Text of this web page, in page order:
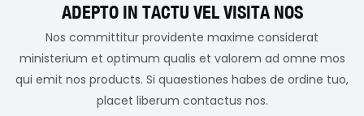
ADEPTO IN TACTU VEL VISITA NOS
Nos committitur providente maxime considerat
ministerium et optimum qualis et valorem ad omne mos
qui emit nos products. Si quaestiones habes de ordine tuo,
placet liberum contactus nos.